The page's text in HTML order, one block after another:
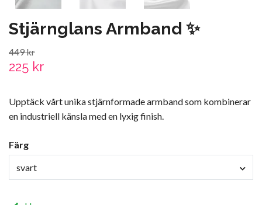
Stjärnglans Armband ✨
449 kr
225 kr
Upptäck vårt unika stjärnformade armband som kombinerar
en industriell känsla med en lyxig finish.
Färg
svart